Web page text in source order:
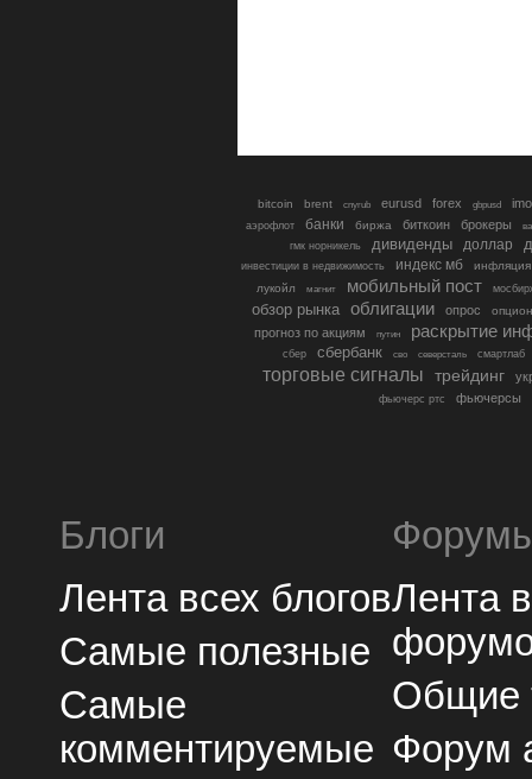
bitcoin brent cnyrub eurusd forex gbpusd
аэрофлот банки биржа биткоин брокеры
гмк норникель
дивиденды доллар
инвестиции в недвижимость индекс мб
инфляция
лукойл
магнит мобильный пост
обзор рынка облигации опрос
прогноз по акциям путин раскрытие
сбер сбербанк сво северсталь смартлаб
торговые сигналы трейдинг
фьючерс ртс фьючерсы
Блоги
Лента всех блогов
Самые полезные
Самые
комментируемые
Лента
Общие
Форум